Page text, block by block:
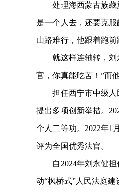
处理海西蒙古族藏族
是一个人去，还要克
山路难行，他跟着跑前
就这样连轴转，刘永
官，你真能吃苦！”而
担任西宁市中级人民
提出多项创新举措。
个人二等功。2022年1
评为全国优秀法官。
自2024年刘永健担
动“枫桥式”人民法庭